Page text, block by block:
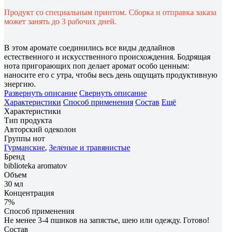
Продукт со специальным принтом. Сборка и отправка заказа
может занять до 3 рабочих дней.
В этом аромате соединились все виды дедлайнов
естественного и искусственного происхождения. Бодрящая
нота пригорающих поп делает аромат особо ценным:
наносите его с утра, чтобы весь день ощущать продуктивную
энергию.
Развернуть описание Свернуть описание
Характеристики Способ применения Состав Ещё
Характеристики
Тип продукта
Авторский одеколон
Группы нот
Гурманские, Зеленые и травянистые
Бренд
biblioteka aromatov
Объем
30 мл
Концентрация
7%
Способ применения
Не менее 3-4 пшиков на запястье, шею или одежду. Готово!
Состав